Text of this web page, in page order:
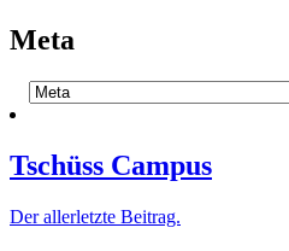
Meta
Tschüss Campus
Der aller­letzte Beitrag.